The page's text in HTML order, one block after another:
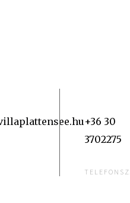
+36 30
3702275